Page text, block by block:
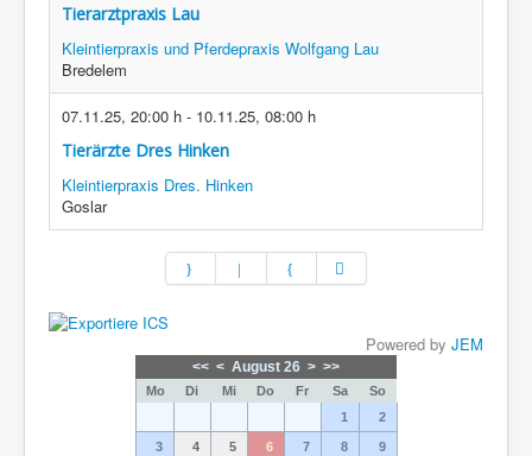
Tierarztpraxis Lau
Kleintierpraxis und Pferdepraxis Wolfgang Lau
Bredelem
07.11.25, 20:00 h - 10.11.25, 08:00 h
Tierärzte Dres Hinken
Kleintierpraxis Dres. Hinken
Goslar
Powered by JEM
<< < August 26 > >>
Mo Di Mi Do Fr Sa
So
1
2
3 4 5 6 7 8 9